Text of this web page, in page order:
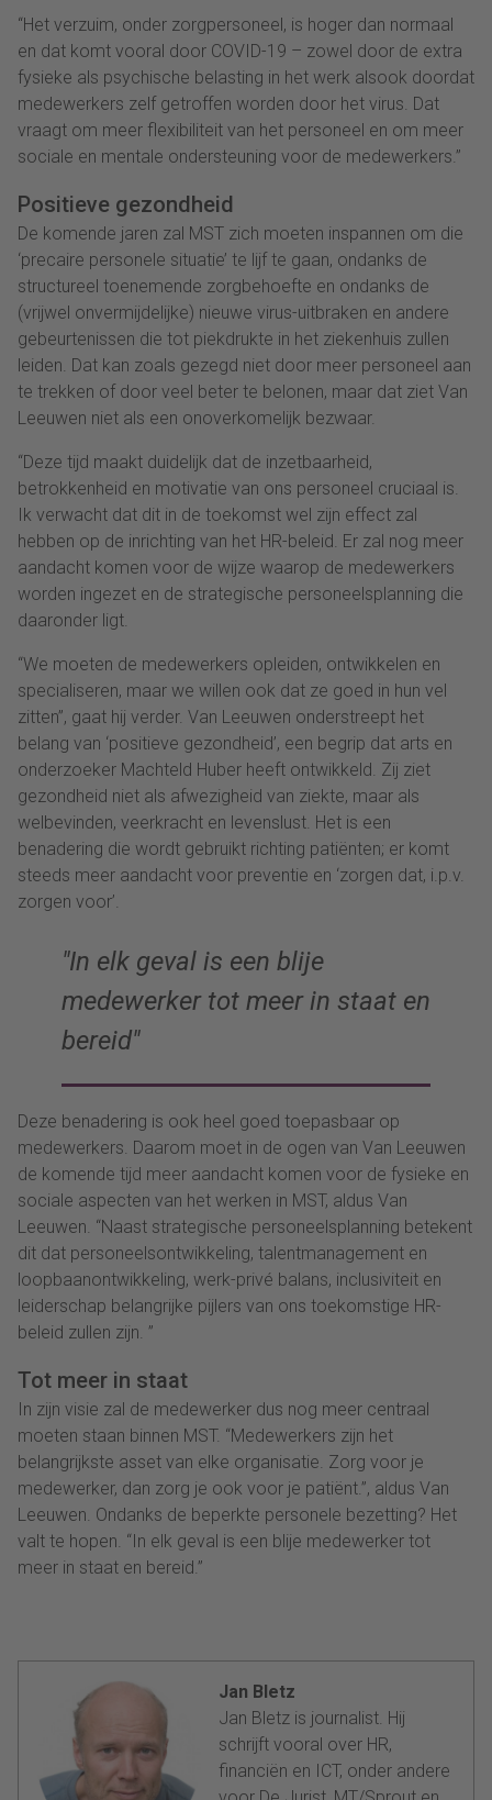
“Het verzuim, onder zorgpersoneel, is hoger dan normaal
en dat komt vooral door COVID-19 – zowel door de extra
fysieke als psychische belasting in het werk alsook doordat
medewerkers zelf getroffen worden door het virus. Dat
vraagt om meer flexibiliteit van het personeel en om meer
sociale en mentale ondersteuning voor de medewerkers.”
Positieve gezondheid
De komende jaren zal MST zich moeten inspannen om die
‘precaire personele situatie’ te lijf te gaan, ondanks de
structureel toenemende zorgbehoefte en ondanks de
(vrijwel onvermijdelijke) nieuwe virus-uitbraken en andere
gebeurtenissen die tot piekdrukte in het ziekenhuis zullen
leiden. Dat kan zoals gezegd niet door meer personeel aan
te trekken of door veel beter te belonen, maar dat ziet Van
Leeuwen niet als een onoverkomelijk bezwaar.
“Deze tijd maakt duidelijk dat de inzetbaarheid,
betrokkenheid en motivatie van ons personeel cruciaal is.
Ik verwacht dat dit in de toekomst wel zijn effect zal
hebben op de inrichting van het HR-beleid. Er zal nog meer
aandacht komen voor de wijze waarop de medewerkers
worden ingezet en de strategische personeelsplanning die
daaronder ligt.
“We moeten de medewerkers opleiden, ontwikkelen en
specialiseren, maar we willen ook dat ze goed in hun vel
zitten”, gaat hij verder. Van Leeuwen onderstreept het
belang van ‘positieve gezondheid’, een begrip dat arts en
onderzoeker Machteld Huber heeft ontwikkeld. Zij ziet
gezondheid niet als afwezigheid van ziekte, maar als
welbevinden, veerkracht en levenslust. Het is een
benadering die wordt gebruikt richting patiënten; er komt
steeds meer aandacht voor preventie en ‘zorgen dat, i.p.v.
zorgen voor’.
In elk geval is een blije
medewerker tot meer in staat en
bereid
Deze benadering is ook heel goed toepasbaar op
medewerkers. Daarom moet in de ogen van Van Leeuwen
de komende tijd meer aandacht komen voor de fysieke en
sociale aspecten van het werken in MST, aldus Van
Leeuwen. “Naast strategische personeelsplanning betekent
dit dat personeelsontwikkeling, talentmanagement en
loopbaanontwikkeling, werk-privé balans, inclusiviteit en
leiderschap belangrijke pijlers van ons toekomstige HR-
beleid zullen zijn. ”
Tot meer in staat
In zijn visie zal de medewerker dus nog meer centraal
moeten staan binnen MST. “Medewerkers zijn het
belangrijkste asset van elke organisatie. Zorg voor je
medewerker, dan zorg je ook voor je patiënt.”, aldus Van
Leeuwen. Ondanks de beperkte personele bezetting? Het
valt te hopen. “In elk geval is een blije medewerker tot
meer in staat en bereid.”
Jan Bletz
Jan Bletz is journalist. Hij
schrijft vooral over HR,
financiën en ICT, onder andere